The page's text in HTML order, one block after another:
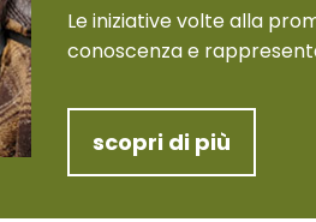
Le iniziative volte alla
conoscenza e
scopri di più